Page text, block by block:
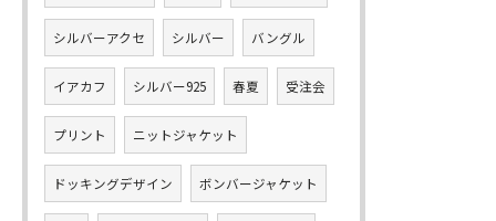
シルバーアクセ シルバー バングル
イアカフ シルバー925 春夏 受注会
プリント ニットジャケット
ドッキングデザイン ボンバージャケット